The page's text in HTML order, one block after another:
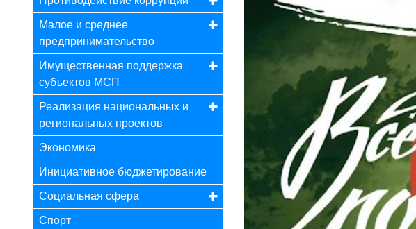
Малое и среднее
предпринимательство
Имущественная поддержка
субъектов МСП
Реализация национальных и
региональных проектов
Экономика
Инициативное бюджетирование
Социальная сфера
Спорт